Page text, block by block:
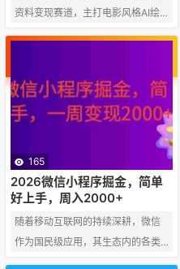
T的人群。 调研需求：通过小…
资料变现赛道，主打电影风格AI绘
画提示词的售卖。当前赛道竞争极
限，正处于难得的红利窗口期！这
意味着你将有机会轻松抢占市场。
商业模式与盈利能力 核心产品： 电
影风格AI绘画提示词。 定价策
略： 单份客单价29元，利润空间可
观。 市场验证： 我们已通过实操案
例验证，53天成功成交790单，证
明该模式的稳定性和市场…
165
2026微信小程序掘金，简单
好上手，周入2000+
随着移动互联网的持续深耕，微信
作为国民级应用，其生态内的各类
应用场景日益丰富。在众多开发选